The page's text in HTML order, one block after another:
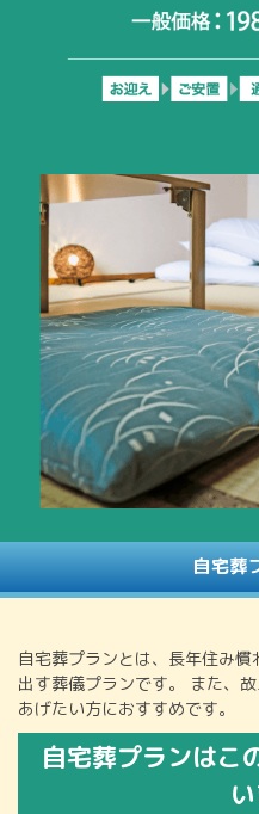
自宅葬
自宅葬プランとは、長年住み
出す葬儀プランです。
また、
あげたい方におすすめです。
自宅葬プランはこ